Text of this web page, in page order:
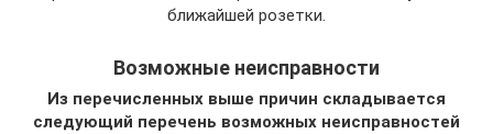
ближайшей розетки.
Возможные неисправности
Из перечисленных выше причин складывается
следующий перечень возможных неисправностей